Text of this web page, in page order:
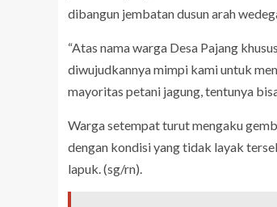
dibangun jembatan dusun arah
“Atas nama warga Desa Pajang
diwujudkannya mimpi kami untuk
mayoritas petani jagung, tentunya
Warga setempat turut mengaku
dengan kondisi yang tidak layak
lapuk. (sg/rn).